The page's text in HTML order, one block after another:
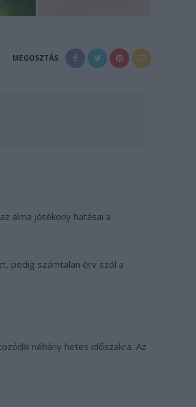
MEGOSZTÁS
alma jótékony hatásai a
pedig számtalan érv szól a
néhány hetes időszakra. Az